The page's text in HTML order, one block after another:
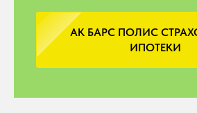
АК БАРС ПОЛИС
ИПОТЕКИ